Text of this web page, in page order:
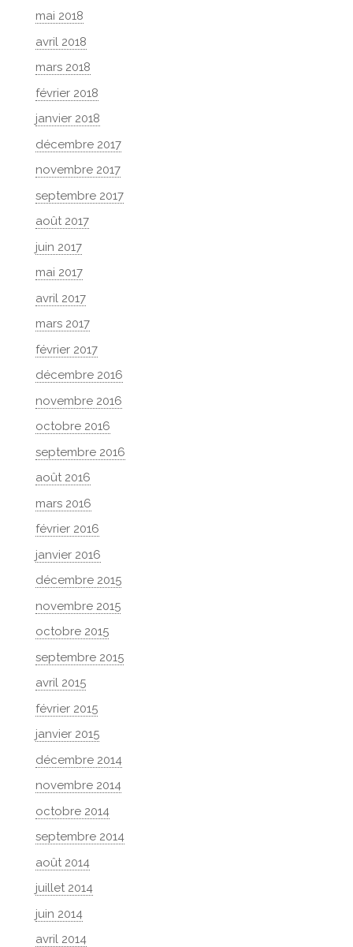
mai 2018
avril 2018
mars 2018
février 2018
janvier 2018
décembre 2017
novembre 2017
septembre 2017
août 2017
juin 2017
mai 2017
avril 2017
mars 2017
février 2017
décembre 2016
novembre 2016
octobre 2016
septembre 2016
août 2016
mars 2016
février 2016
janvier 2016
décembre 2015
novembre 2015
octobre 2015
septembre 2015
avril 2015
février 2015
janvier 2015
décembre 2014
novembre 2014
octobre 2014
septembre 2014
août 2014
juillet 2014
juin 2014
avril 2014